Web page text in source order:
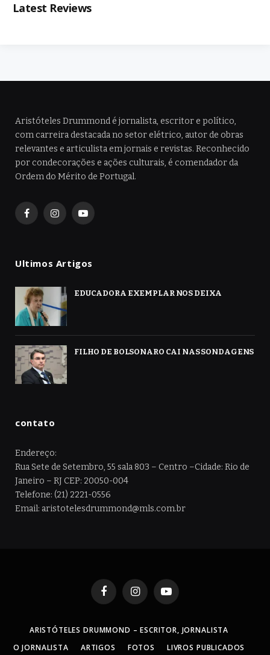
Latest Reviews
Aristóteles Drummond é jornalista, escritor e político,
com carreira destacada no setor elétrico, autor de obras
relevantes e articulista em jornais e revistas. Reconhecido
por condecorações e ações culturais, é comendador da
Ordem do Mérito de Portugal.
FacebookInstagramYouTube
Ultimos Artigos
EDUCADORA EXEMPLAR NOS DEIXA
FILHO DE BOLSONARO CAI NAS SONDAGENS
contato
Endereço:
Rua Sete de Setembro, 55 sala 803 – Centro –Cidade: Rio de
Janeiro – RJ CEP: 20050-004
Telefone: (21) 2221-0556
Email: aristotelesdrummond@mls.com.br
FacebookInstagramYouTube
ARISTÓTELES DRUMMOND – ESCRITOR, JORNALISTA
O JORNALISTA
ARTIGOS FOTOS LIVROS PUBLICADOS